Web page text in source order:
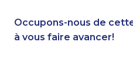
1-587-318-0138
1-416-224-2431
Occupons-nous de
à vous faire avancer!